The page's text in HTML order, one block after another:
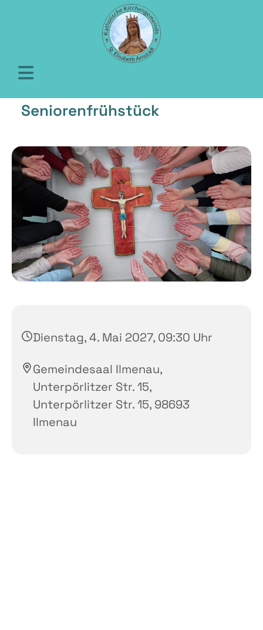
Seniorenfrühstück
Dienstag, 4. Mai 2027, 09:30 Uhr
Gemeindesaal Ilmenau,
Unterpörlitzer Str. 15,
Unterpörlitzer Str. 15, 98693
Ilmenau